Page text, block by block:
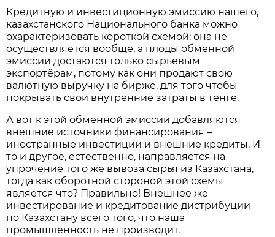
Кредитную и инвестиционную эмиссию нашего,
казахстанского Национального банка можно
охарактеризовать короткой схемой: она не
осуществляется вообще, а плоды обменной
эмиссии достаются только сырьевым
экспортёрам, потому как они продают свою
валютную выручку на бирже, для того чтобы
покрывать свои внутренние затраты в тенге.
А вот к этой обменной эмиссии добавляются
внешние источники финансирования –
иностранные инвестиции и внешние кредиты. И
то и другое, естественно, направляется на
упрочение того же вывоза сырья из Казахстана,
тогда как оборотной стороной этой схемы
является что? Правильно! Внешнее же
инвестирование и кредитование дистрибуции
по Казахстану всего того, что наша
промышленность не производит.